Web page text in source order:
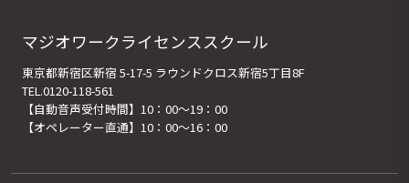
マジオワークライセンススクール
東京都新宿区新宿 5-17-5 ラウンドクロス新宿5丁目8F
TEL.0120-118-561
【自動音声受付時間】10：00～19：00
【オペレーター直通】10：00～16：00